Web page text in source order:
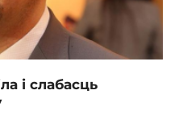
і слабасць